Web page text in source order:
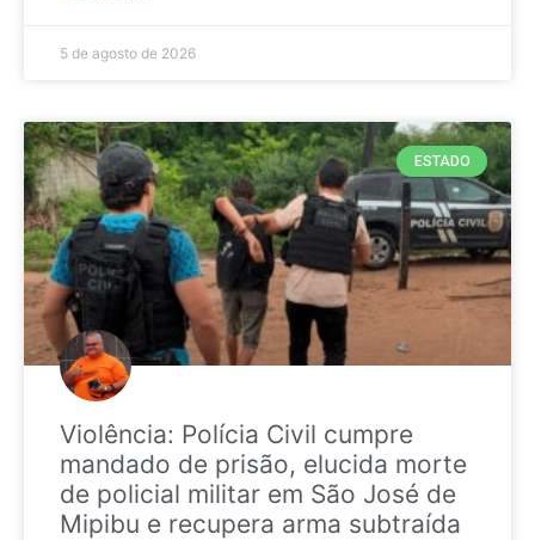
5 de agosto de 2026
ESTADO
Violência: Polícia Civil cumpre
mandado de prisão, elucida morte
de policial militar em São José de
Mipibu e recupera arma subtraída